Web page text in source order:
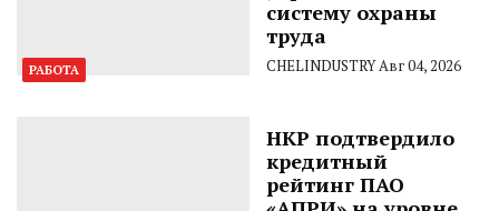
РАБОТА
систему охраны
труда
CHELINDUSTRYАвг 04, 2026
НКР подтвердило
кредитный
рейтинг ПАО